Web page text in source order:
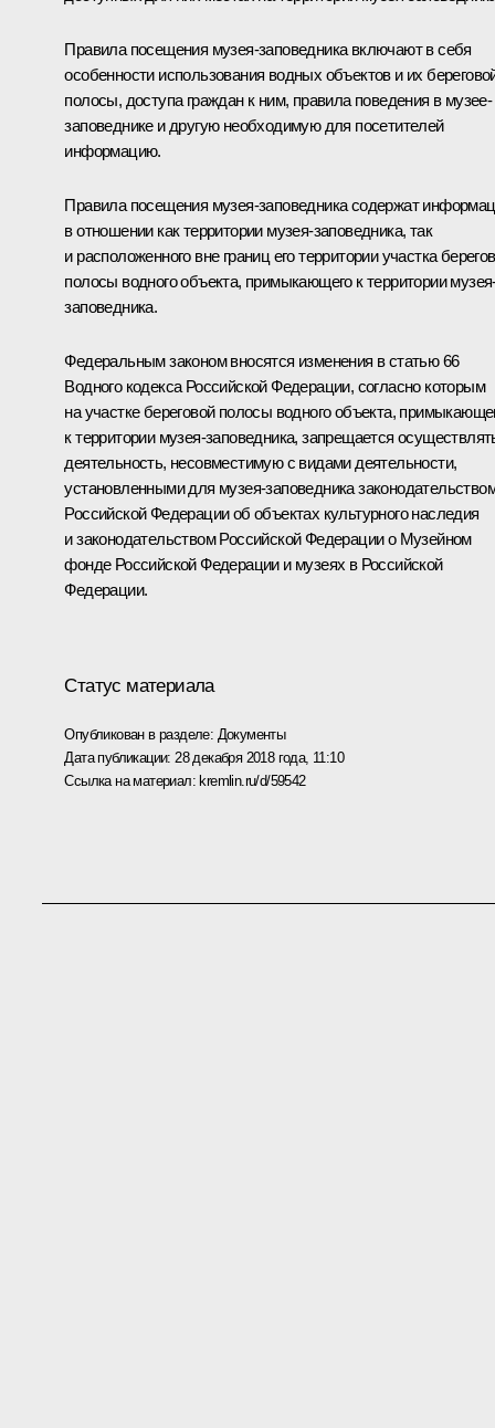
Правила посещения музея-заповедника включают в себя
особенности использования водных объектов и их
полосы, доступа граждан к ним, правила поведения в музее-
заповеднике и другую необходимую для посетителей
информацию.
Правила посещения музея-заповедника содержат
в отношении как территории музея-заповедника, так
и расположенного вне границ его территории участка
полосы водного объекта, примыкающего к территории
заповедника.
Федеральным законом вносятся изменения в статью 66
Водного кодекса Российской Федерации, согласно которым
на участке береговой полосы водного объекта,
к территории музея-заповедника, запрещается
деятельность, несовместимую с видами деятельности,
установленными для музея-заповедника
Российской Федерации об объектах культурного наследия
и законодательством Российской Федерации о Музейном
фонде Российской Федерации и музеях в Российской
Федерации.
Статус материала
Опубликован в разделе: Документы
Дата публикации: 28 декабря 2018 года, 11:10
Ссылка на материал: kremlin.ru/d/59542